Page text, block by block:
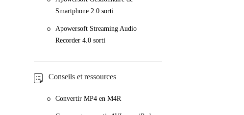
Smartphone 2.0 sorti
Apowersoft Streaming Audio
Recorder 4.0 sorti
Conseils et ressources
Convertir MP4 en M4R